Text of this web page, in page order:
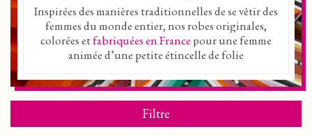
Inspirées des manières traditionnelles de se vêtir des
femmes du monde entier, nos robes originales,
colorées etfabriquées en France pour une femme
animée d’une petite étincelle de folie
Filtre